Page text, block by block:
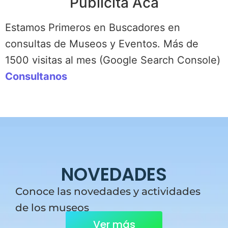
Estamos Primeros en Buscadores en
consultas de Museos y Eventos. Más de
1500 visitas al mes (Google Search Console)
Consultanos
NOVEDADES
Conoce las novedades y actividades
de los museos
Ver más